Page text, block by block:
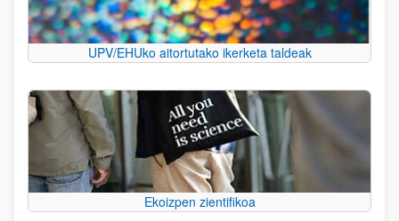
UPV/EHUko aitortutako ikerketa taldeak
Ekoizpen zientifikoa